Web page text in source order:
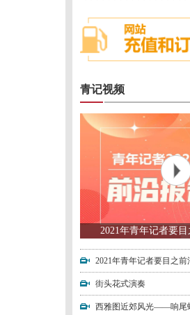
青记视频
2021年青年记者要
2021年青年记者要目之前
街头花式演奏
西雅图近郊风光——响尾